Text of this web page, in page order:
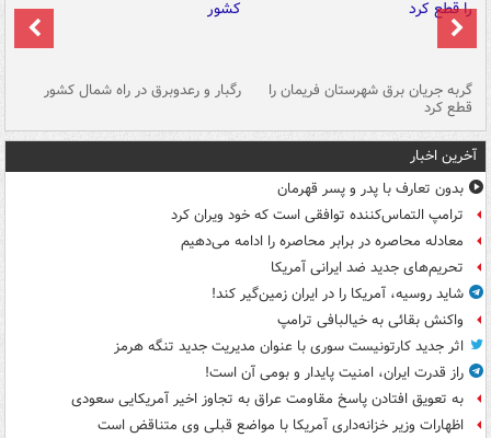
گربه جریان برق شهرستان فریمان را
قطع کرد
رگبار و رعدوبرق در راه شمال کشور
آخرین اخبار
بدون تعارف با پدر و پسر قهرمان
ترامپ التماس‌کننده توافقی است که خود ویران کرد
معادله محاصره در برابر محاصره را ادامه می‌دهیم
تحریم‌های جدید ضد ایرانی آمریکا
شاید روسیه، آمریکا را در ایران زمین‌گیر کند!
واکنش بقائی به خیالبافی ترامپ
اثر جدید کارتونیست سوری با عنوان مدیریت جدید تنگه هرمز
راز قدرت ایران، امنیت پایدار و بومی آن است!
به تعویق افتادن پاسخ مقاومت عراق به تجاوز اخیر آمریکایی سعودی
اظهارات وزیر خزانه‌داری آمریکا با مواضع قبلی وی متناقض است